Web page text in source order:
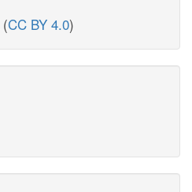
(CC BY 4.0)